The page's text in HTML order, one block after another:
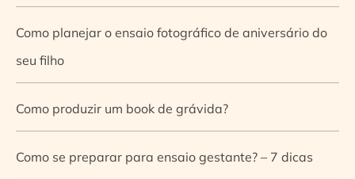
Como planejar o ensaio fotográfico de aniversário do
seu filho
Como produzir um book de grávida?
Como se preparar para ensaio gestante? – 7 dicas